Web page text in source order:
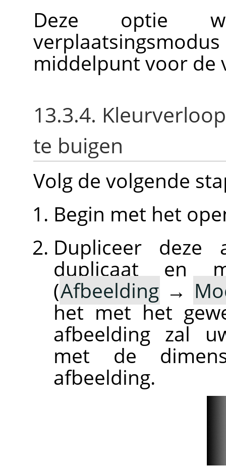
Deze optie
middelpunt voor de
13.3.4.
te buigen
Volg de volgende
Begin met het
Dupliceer deze
duplicaat en
(Afbeelding →
het met het
afbeelding zal
met de
afbeelding.